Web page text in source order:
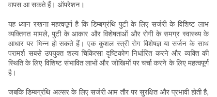
वापस आ सकते हैं। ऑपरेशन।
यह ध्यान रखना महत्वपूर्ण है कि डिम्बग्रंथि पुटी के लिए सर्जरी के विशिष्ट लाभ
व्यक्तिगत मामले, पुटी के आकार और विशेषताओं और रोगी के समग्र स्वास्थ्य के
आधार पर भिन्न हो सकते हैं। एक कुशल स्त्री रोग विशेषज्ञ या सर्जन के साथ
परामर्श सबसे उपयुक्त शल्य चिकित्सा दृष्टिकोण निर्धारित करने और व्यक्ति की
स्थिति के लिए विशिष्ट संभावित लाभों और जोखिमों पर चर्चा करने के लिए महत्वपूर्ण
है।
जबकि डिम्बग्रंथि अल्सर के लिए सर्जरी आम तौर पर सुरक्षित और प्रभावी होती है,